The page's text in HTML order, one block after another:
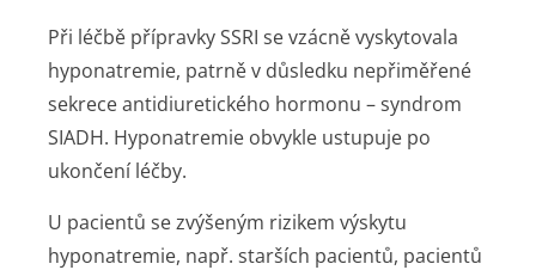
Při léčbě přípravky SSRI se vzácně vyskytovala
hyponatremie, patrně v důsledku nepřiměřené
sekrece antidiuretického hormonu – syndrom
SIADH. Hyponatremie obvykle ustupuje po
ukončení léčby.
U pacientů se zvýšeným rizikem výskytu
hyponatremie, např. starších pacientů, pacientů